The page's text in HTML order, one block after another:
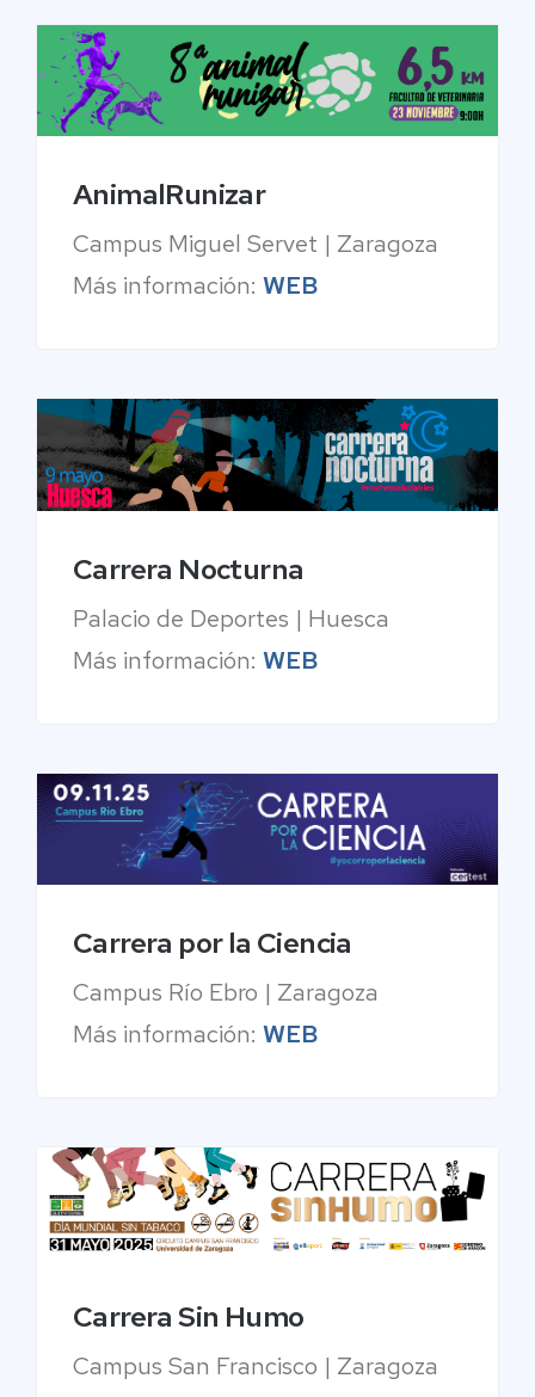
AnimalRunizar
Campus Miguel Servet | Zaragoza
Más información: WEB
Carrera Nocturna
Palacio de Deportes | Huesca
Más información: WEB
Carrera por la Ciencia
Campus Río Ebro | Zaragoza
Más información: WEB
Carrera Sin Humo
Campus San Francisco | Zaragoza